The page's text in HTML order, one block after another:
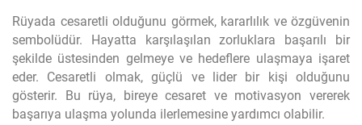
Rüyada cesaretli olduğunu görmek, kararlılık ve özgüvenin
sembolüdür. Hayatta karşılaşılan zorluklara başarılı bir
şekilde üstesinden gelmeye ve hedeflere ulaşmaya işaret
eder. Cesaretli olmak, güçlü ve lider bir kişi olduğunu
gösterir. Bu rüya, bireye cesaret ve motivasyon vererek
başarıya ulaşma yolunda ilerlemesine yardımcı olabilir.